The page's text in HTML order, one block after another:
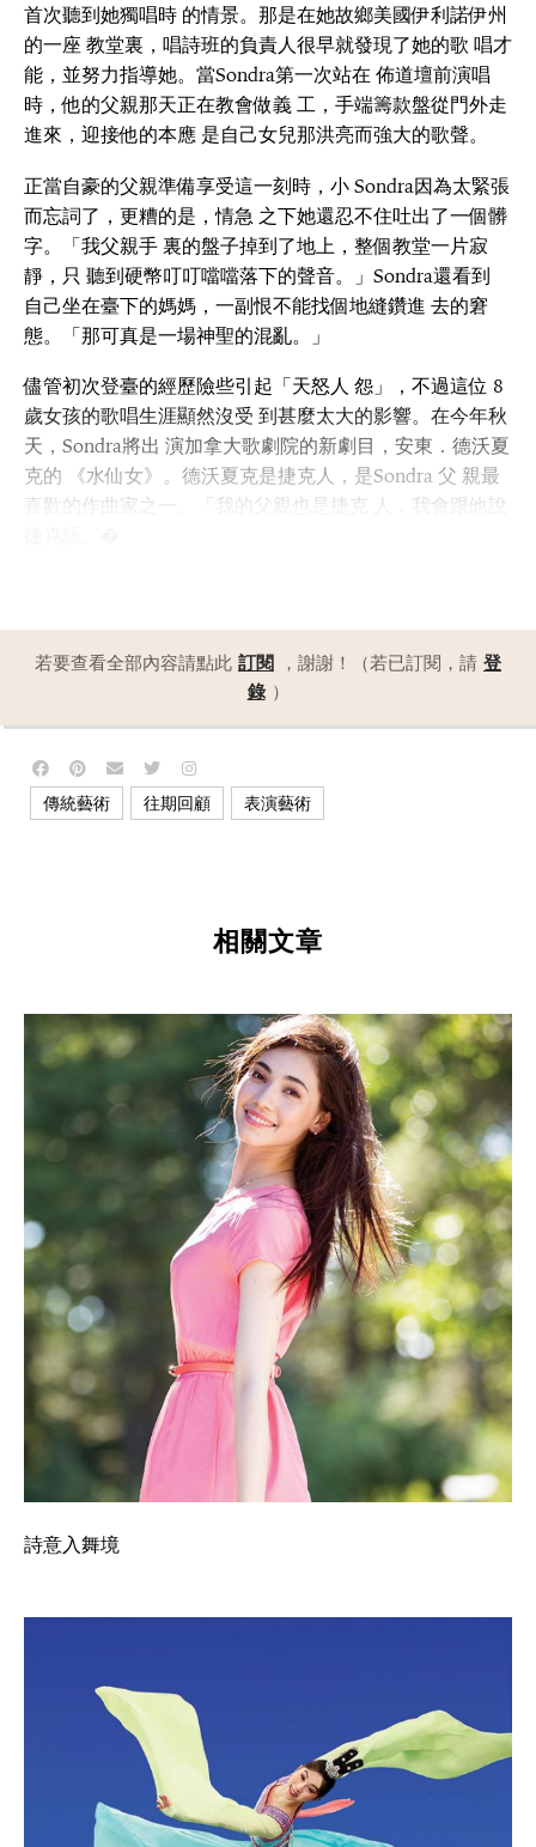
首次聽到她獨唱時 的情景。那是在她故鄉美國伊利諾伊州
的一座 教堂裏，唱詩班的負責人很早就發現了她的歌 唱才
能，並努力指導她。當Sondra第一次站在 佈道壇前演唱
時，他的父親那天正在教會做義 工，手端籌款盤從門外走
進來，迎接他的本應 是自己女兒那洪亮而強大的歌聲。
正當自豪的父親準備享受這一刻時，小 Sondra因為太緊張
而忘詞了，更糟的是，情急 之下她還忍不住吐出了一個髒
字。「我父親手 裏的盤子掉到了地上，整個教堂一片寂
靜，只 聽到硬幣叮叮噹噹落下的聲音。」Sondra還看到
自己坐在臺下的媽媽，一副恨不能找個地縫鑽進 去的窘
態。「那可真是一場神聖的混亂。」
儘管初次登臺的經歷險些引起「天怒人 怨」，不過這位 8
歲女孩的歌唱生涯顯然沒受 到甚麼太大的影響。在今年秋
天，Sondra將出 演加拿大歌劇院的新劇目，安東．德沃夏
克的 《水仙女》。德沃夏克是捷克人，是Sondra 父 親最
喜歡的作曲家之一。「我的父親也是捷克 人，我會跟他說
若要查看全部內容請點此 訂閱 ，謝謝！（若已訂閱，請 登
錄 ）
傳統藝術 往期回顧 表演藝術
相關文章
詩意入舞境